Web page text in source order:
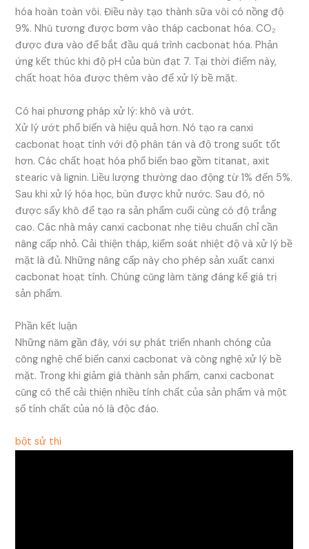
hóa hoàn toàn vôi. Điều này tạo thành sữa vôi có nồng độ
9%. Nhũ tương được bơm vào tháp cacbonat hóa. CO₂
được đưa vào để bắt đầu quá trình cacbonat hóa. Phản
ứng kết thúc khi độ pH của bùn đạt 7. Tại thời điểm này,
chất hoạt hóa được thêm vào để xử lý bề mặt.
Có hai phương pháp xử lý: khô và ướt.
Xử lý ướt phổ biến và hiệu quả hơn. Nó tạo ra canxi
cacbonat hoạt tính với độ phân tán và độ trong suốt tốt
hơn. Các chất hoạt hóa phổ biến bao gồm titanat, axit
stearic và lignin. Liều lượng thường dao động từ 1% đến 5%.
Sau khi xử lý hóa học, bùn được khử nước. Sau đó, nó
được sấy khô để tạo ra sản phẩm cuối cùng có độ trắng
cao. Các nhà máy canxi cacbonat nhẹ tiêu chuẩn chỉ cần
nâng cấp nhỏ. Cải thiện tháp, kiểm soát nhiệt độ và xử lý bề
mặt là đủ. Những nâng cấp này cho phép sản xuất canxi
cacbonat hoạt tính. Chúng cũng làm tăng đáng kể giá trị
sản phẩm.
Phần kết luận
Những năm gần đây, với sự phát triển nhanh chóng của
công nghệ chế biến canxi cacbonat và công nghệ xử lý bề
mặt. Trong khi giảm giá thành sản phẩm, canxi cacbonat
cũng có thể cải thiện nhiều tính chất của sản phẩm và một
số tính chất của nó là độc đáo.
bột sử thi